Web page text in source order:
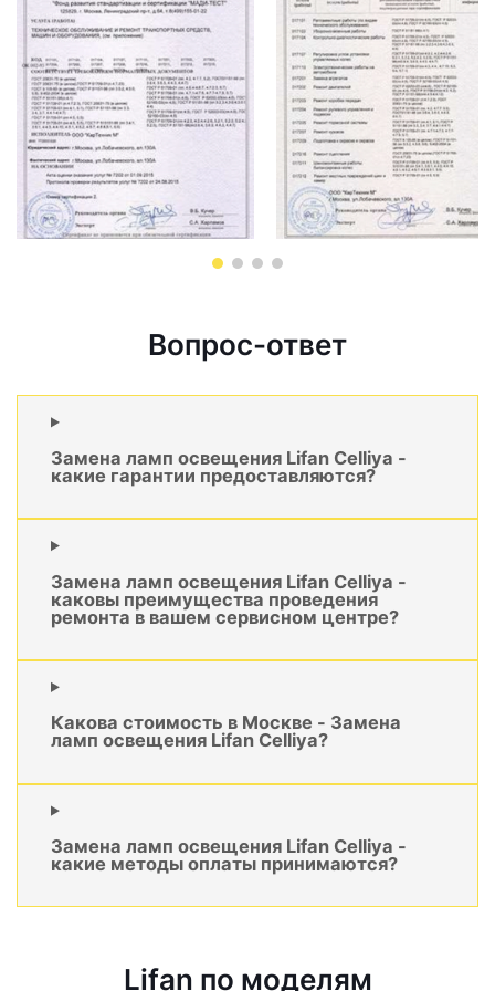
Вопрос-ответ
Замена ламп освещения Lifan Celliya -
какие гарантии предоставляются?
Замена ламп освещения Lifan Celliya -
каковы преимущества проведения
ремонта в вашем сервисном центре?
Какова стоимость в Москве - Замена
ламп освещения Lifan Celliya?
Замена ламп освещения Lifan Celliya -
какие методы оплаты принимаются?
Lifan по моделям